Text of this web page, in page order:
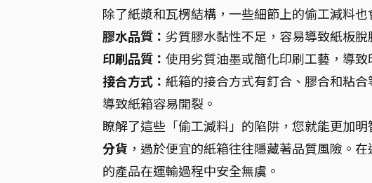
除了紙漿和瓦楞結構，一些細節上的偷工減料也
膠水品質： 劣質膠水黏性不足，容易導致紙板
印刷品質： 使用劣質油墨或簡化印刷工藝，導
接合方式： 紙箱的接合方式有釘合、膠合和粘
導致紙箱容易開裂。
瞭解了這些「偷工減料」的陷阱，您就能更加
分貨 ，過於便宜的紙箱往往隱藏著品質風險。
的產品在運輸過程中安全無虞。